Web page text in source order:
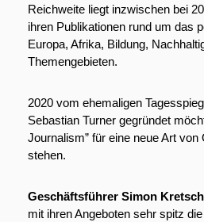
Reichweite liegt inzwischen bei
ihren Publikationen rund um das
Europa, Afrika, Bildung,
Themengebieten.
2020 vom ehemaligen
Sebastian Turner gegründet
Journalism” für eine neue Art
stehen.
Geschäftsführer Simon
mit ihren Angeboten sehr spitz